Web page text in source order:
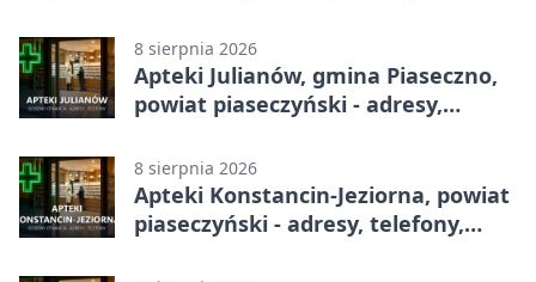
8 sierpnia 2026
Apteki Julianów, gmina Piaseczno,
powiat piaseczyński - adresy,
8 sierpnia 2026
Apteki Konstancin-Jeziorna, powiat
piaseczyński - adresy, telefony,